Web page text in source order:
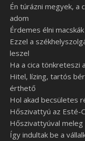
Én túrázni megyek, a
adom
Érdemes élni
Ezzel a
leszel
Ha a cica tönkreteszi
Hitel, lízing, tartós
érthető
Hol akad becsületes
Hőszivattyú az Esté-
Hőszivattyúval meleg
Így indultak be a